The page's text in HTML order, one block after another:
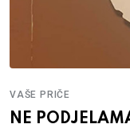
VAŠE PRIČE
NE